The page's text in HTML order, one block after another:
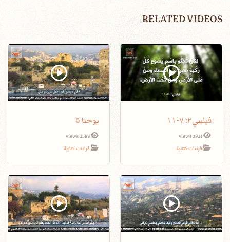
RELATED VIDEOS
فيليبي٢: ٧-١١
3831 views
قراءات كتابية
يوحنا ٥
3588 views
قراءات كتابية